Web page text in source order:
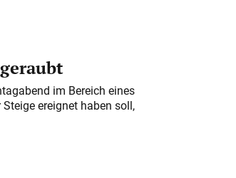
im Bereich eines
ereignet haben soll,